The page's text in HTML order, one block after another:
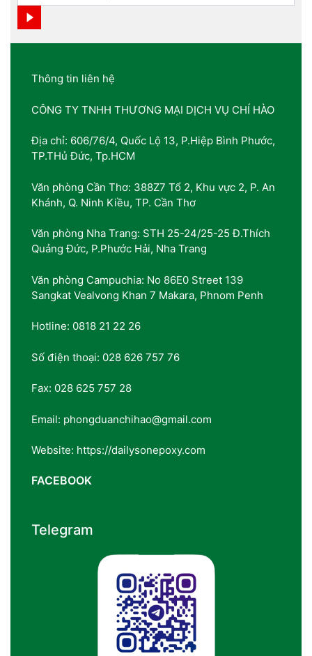
Thông tin liên hệ
CÔNG TY TNHH THƯƠNG MẠI DỊCH VỤ CHÍ HÀO
Địa chỉ: 606/76/4, Quốc Lộ 13, P.Hiệp Bình Phước,
TP.THủ Đức, Tp.HCM
Văn phòng Cần Thơ: 388Z7 Tổ 2, Khu vực 2, P. An
Khánh, Q. Ninh Kiều, TP. Cần Thơ
Văn phòng Nha Trang: STH 25-24/25-25 Đ.Thích
Quảng Đức, P.Phước Hải, Nha Trang
Văn phòng Campuchia: No 86E0 Street 139
Sangkat Vealvong Khan 7 Makara, Phnom Penh
Hotline: 0818 21 22 26
Số điện thoại: 028 626 757 76
Fax: 028 625 757 28
Email: phongduanchihao@gmail.com
Website: https://dailysonepoxy.com
FACEBOOK
Telegram